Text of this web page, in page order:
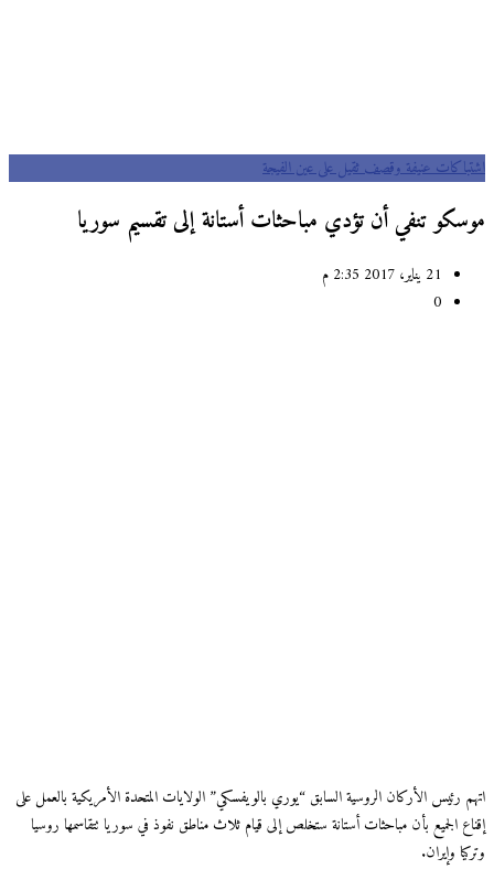
اشتباكات عنيفة وقصف ثقيل على عين الفيجة
موسكو تنفي أن تؤدي مباحثات أستانة إلى تقسيم سوريا
21 يناير، 2017 2:35 م
اتهم رئيس الأركان الروسية السابق “يوري بالويفسكي” الولايات المتحدة الأمريكية بالعمل على
إقناع الجميع بأن مباحثات أستانة ستخلص إلى قيام ثلاث مناطق نفوذ في سوريا تتقاسمها روسيا
وتركيا وإيران.